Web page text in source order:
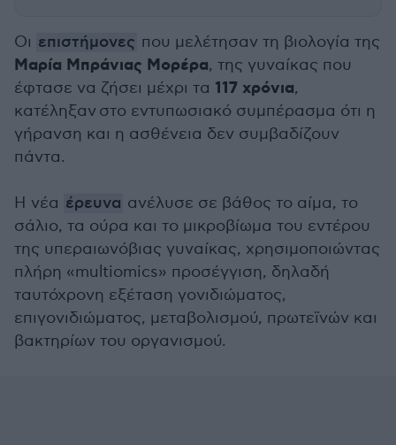
Οι επιστήμονες που μελέτησαν τη βιολογία της
Μαρία Μπράνιας Μορέρα, της γυναίκας που
έφτασε να ζήσει μέχρι τα 117 χρόνια,
κατέληξαν στο εντυπωσιακό συμπέρασμα ότι η
γήρανση και η ασθένεια δεν συμβαδίζουν
πάντα.
Η νέα έρευνα ανέλυσε σε βάθος το αίμα, το
σάλιο, τα ούρα και το μικροβίωμα του εντέρου
της υπεραιωνόβιας γυναίκας, χρησιμοποιώντας
πλήρη «multiomics» προσέγγιση, δηλαδή
ταυτόχρονη εξέταση γονιδιώματος,
επιγονιδιώματος, μεταβολισμού, πρωτεϊνών και
βακτηρίων του οργανισμού.